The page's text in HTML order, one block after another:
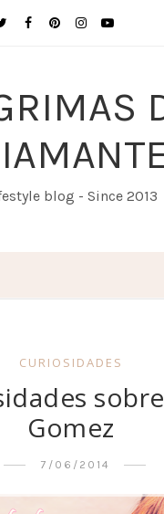
blog - Since 2013
CURIOSIDADES
Gomez
7/06/2014